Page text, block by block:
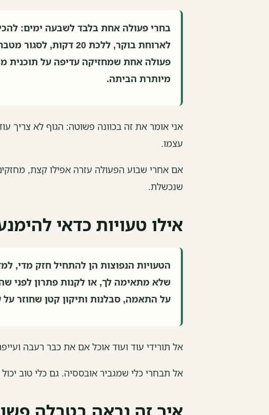
בחרי פעולה אחת בלבד לשבעה ימים:
לארוחת בוקר, ללכת 20
פעולה אחת שמחזיקה עדיפה על תוכנית
מיותרת הביתה.
אני אומר את זה בכוונה פשוטה: הגוף לא צריך
עצמו.
אם אחרי שבוע הפעולה עזרה אפילו קצת,
שנכשלת.
אילו טעויות כדאי
הטעויות הנפוצות הן להתחיל חזק מדי,
שלא מתאימה לך, או לקנות פתרון לפני
על התאמה, סבלנות ותיקון קטן שחוזר
אל תורידי עוד ועוד אוכל אם את כבר רעבה
אל תבחרי כלי שמגביר אובססיה. גם כלי טוב